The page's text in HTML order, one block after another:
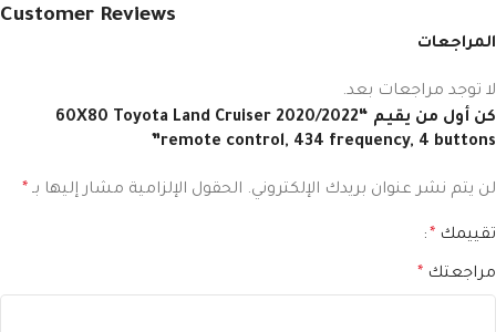
Customer Reviews
المراجعات
لا توجد مراجعات بعد.
كن أول من يقيم “60X80 Toyota Land Cruiser 2020/2022
remote control, 434 frequency, 4 buttons”
لن يتم نشر عنوان بريدك الإلكتروني. الحقول الإلزامية مشار إليها بـ *
تقييمك *
مراجعتك *